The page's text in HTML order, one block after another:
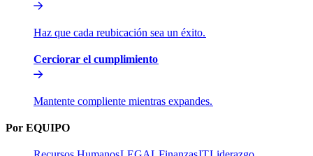
Haz que cada reubicación sea un éxito.​​
Cerciorar el cumplimiento​​
Mantente compliente mientras expandes.​​
Por EQUIPO​​